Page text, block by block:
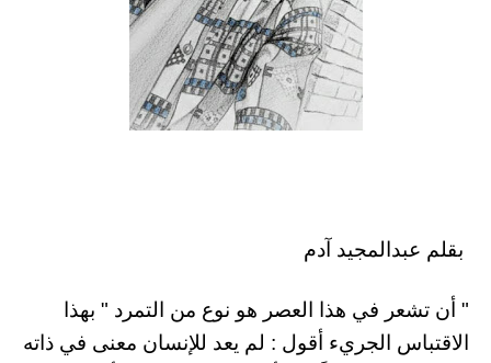
بقلم عبدالمجيد آدم
" أن تشعر في هذا العصر هو نوع من التمرد " بهذا
الاقتباس الجريء أقول : لم يعد للإنسان معنى في ذاته